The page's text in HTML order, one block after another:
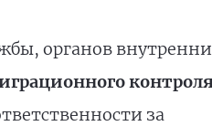
органов
за